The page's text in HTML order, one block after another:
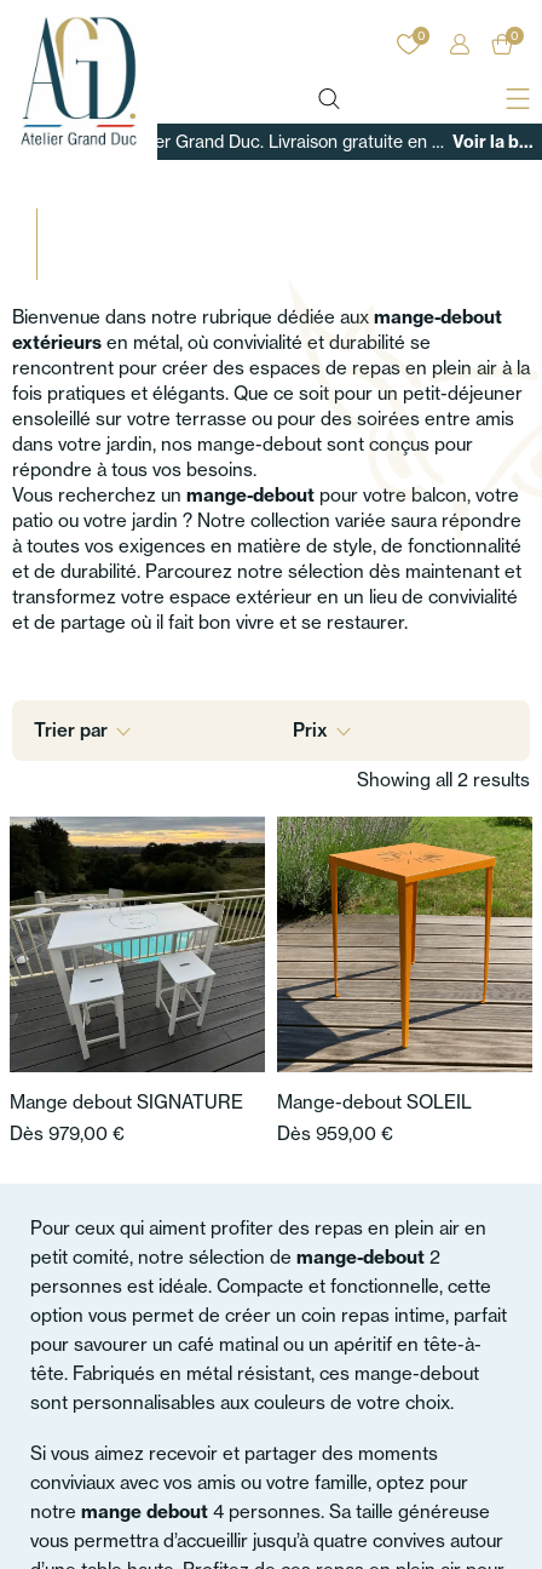
0 0
Bienvenue sur Atelier Grand Duc. Livraison gratuite en France sur tous nos produits ! Voir la boutique
Bienvenue dans notre rubrique dédiée aux mange-debout
extérieurs en métal, où convivialité et durabilité se
rencontrent pour créer des espaces de repas en plein air à la
fois pratiques et élégants. Que ce soit pour un petit-déjeuner
ensoleillé sur votre terrasse ou pour des soirées entre amis
dans votre jardin, nos mange-debout sont conçus pour
répondre à tous vos besoins.
Vous recherchez un mange-debout pour votre balcon, votre
patio ou votre jardin ? Notre collection variée saura répondre
à toutes vos exigences en matière de style, de fonctionnalité
et de durabilité. Parcourez notre sélection dès maintenant et
transformez votre espace extérieur en un lieu de convivialité
et de partage où il fait bon vivre et se restaurer.
Trier par Prix
Showing all 2 results
Mange debout SIGNATURE
Dès 979,00 €
Mange-debout SOLEIL
Dès 959,00 €
Pour ceux qui aiment profiter des repas en plein air en
petit comité, notre sélection de mange-debout 2
personnes est idéale. Compacte et fonctionnelle, cette
option vous permet de créer un coin repas intime, parfait
pour savourer un café matinal ou un apéritif en tête-à-
tête. Fabriqués en métal résistant, ces mange-debout
sont personnalisables aux couleurs de votre choix.
Si vous aimez recevoir et partager des moments
conviviaux avec vos amis ou votre famille, optez pour
notre mange debout 4 personnes. Sa taille généreuse
vous permettra d’accueillir jusqu’à quatre convives autour